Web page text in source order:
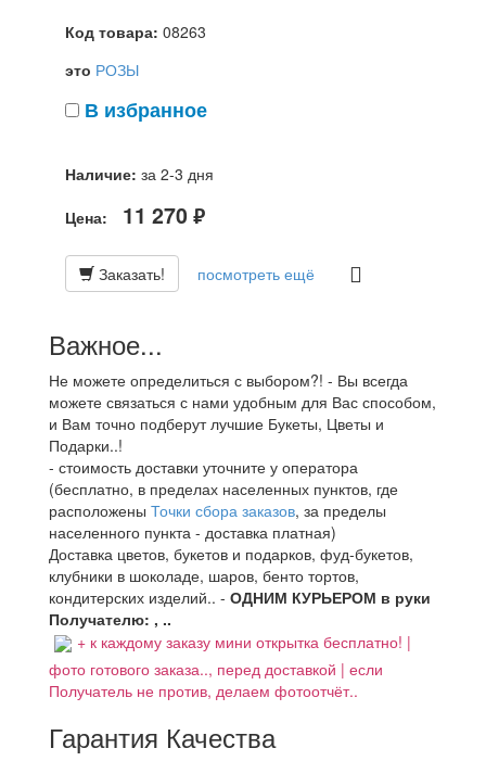
Код товара: 08263
это РОЗЫ
В избранное
Наличие: за 2-3 дня
Цена:
11 270 руб.
Заказать! посмотреть ещё
Важное...
Не можете определиться с выбором?! - Вы всегда
можете связаться с нами удобным для Вас способом,
и Вам точно подберут лучшие Букеты, Цветы и
Подарки..!
- стоимость доставки уточните у оператора
(бесплатно, в пределах населенных пунктов, где
расположены Точки сбора заказов, за пределы
населенного пункта - доставка платная)
Доставка цветов, букетов и подарков, фуд-букетов,
клубники в шоколаде, шаров, бенто тортов,
кондитерских изделий.. - ОДНИМ КУРЬЕРОМ в руки
Получателю: , ..
+ к каждому заказу мини открытка бесплатно! |
фото готового заказа.., перед доставкой | если
Получатель не против, делаем фотоотчёт..
Гарантия Качества